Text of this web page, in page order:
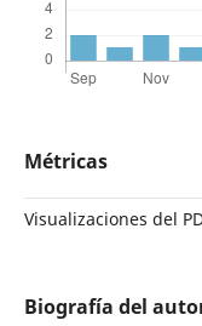
Métricas
Visualizaciones del
Biografía del